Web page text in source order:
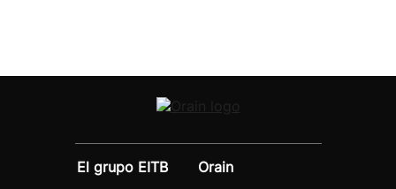
El grupo EITB
Orain